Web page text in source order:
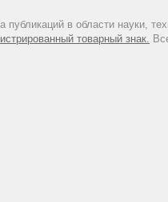
в области науки,
товарный знак.